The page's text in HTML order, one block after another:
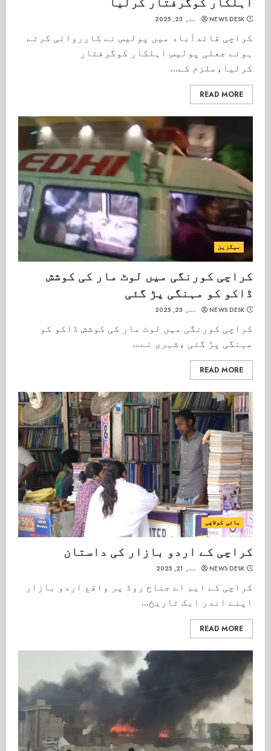
NEWS DESK مئی 23, 2025
کراچی قائدآباد میں پولیس نے کارروائی کرتے
ہوئے جعلی پولیس اہلکار کوگرفتار
کرلیا،ملزم کے...
READ MORE
میگزین
کراچی کورنگی میں لوٹ مار کی کوشش
ڈاکو کو مہنگی پڑ گئی
NEWS DESK مئی 23, 2025
کراچی کورنگی میں لوٹ مار کی کوشش ڈاکو کو
مہنگی پڑ گئی ،شہری نے...
READ MORE
مائی کولاچی
کراچی کے اردو بازار کی داستان
NEWS DESK مئی 21, 2025
کراچی کے ایم اے جناح روڈ پر واقع اردو بازار
اپنے اندر ایک تاریخ...
READ MORE